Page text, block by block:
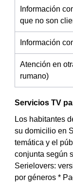
Información
que no son
Información
Atención en
rumano)
Servicios TV
Los habitantes
su domicilio en
temática y el
conjunta según
Serielovers:
por géneros *